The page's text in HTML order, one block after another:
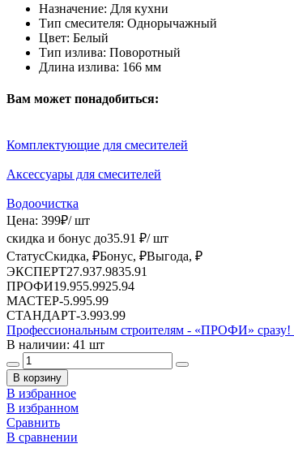
Назначение: Для кухни
Тип смесителя: Однорычажный
Цвет: Белый
Тип излива: Поворотный
Длина излива: 166 мм
Вам может понадобиться:
Комплектующие для смесителей
Аксессуары для смесителей
Водоочистка
Цена: 399₽/ шт
скидка и бонус до35.91 ₽/ шт
СтатусСкидка, ₽Бонус, ₽Выгода, ₽
ЭКСПЕРТ27.937.9835.91
ПРОФИ19.955.9925.94
МАСТЕР-5.995.99
СТАНДАРТ-3.993.99
Профессиональным строителям - «ПРОФИ» сразу!
В наличии: 41 шт
В корзину
В избранное
В избранном
Сравнить
В сравнении